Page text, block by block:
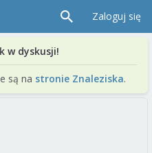
Zaloguj się
w dyskusji!
są na stronie Znaleziska.